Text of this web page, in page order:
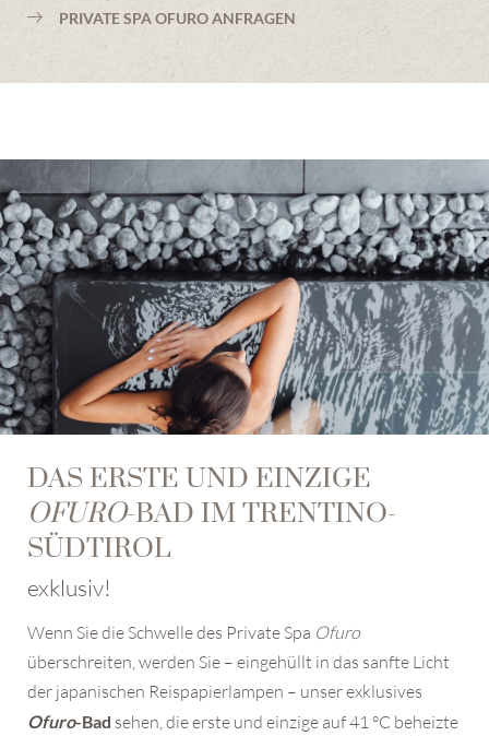
PRIVATE SPA OFURO ANFRAGEN
DAS ERSTE UND EINZIGE
OFURO-BAD IM TRENTINO-
SÜDTIROL
exklusiv!
Wenn Sie die Schwelle des Private Spa Ofuro
überschreiten, werden Sie – eingehüllt in das sanfte Licht
der japanischen Reispapierlampen – unser exklusives
Ofuro-Bad sehen, die erste und einzige auf 41 °C beheizte